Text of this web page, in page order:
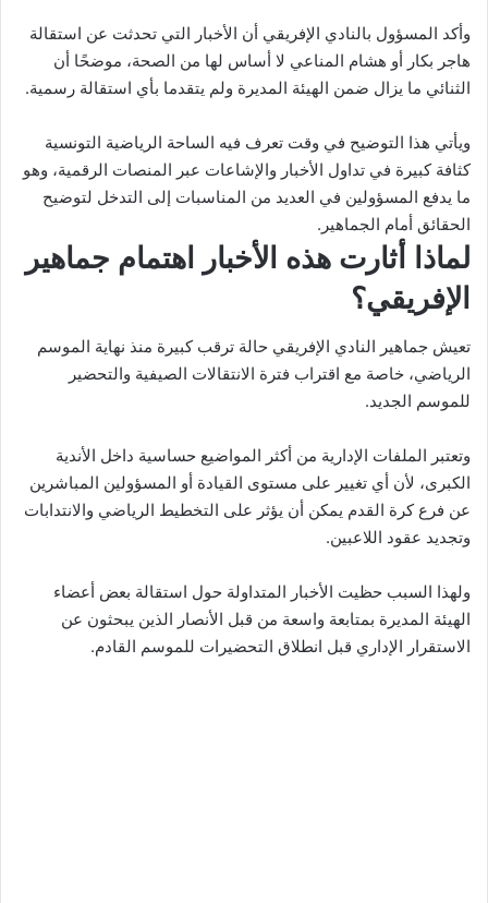
وأكد المسؤول بالنادي الإفريقي أن الأخبار التي تحدثت عن استقالة
هاجر بكار أو هشام المناعي لا أساس لها من الصحة، موضحًا أن
الثنائي ما يزال ضمن الهيئة المديرة ولم يتقدما بأي استقالة رسمية.
ويأتي هذا التوضيح في وقت تعرف فيه الساحة الرياضية التونسية
كثافة كبيرة في تداول الأخبار والإشاعات عبر المنصات الرقمية، وهو
ما يدفع المسؤولين في العديد من المناسبات إلى التدخل لتوضيح
الحقائق أمام الجماهير.
لماذا أثارت هذه الأخبار اهتمام جماهير
الإفريقي؟
تعيش جماهير النادي الإفريقي حالة ترقب كبيرة منذ نهاية الموسم
الرياضي، خاصة مع اقتراب فترة الانتقالات الصيفية والتحضير
للموسم الجديد.
وتعتبر الملفات الإدارية من أكثر المواضيع حساسية داخل الأندية
الكبرى، لأن أي تغيير على مستوى القيادة أو المسؤولين المباشرين
عن فرع كرة القدم يمكن أن يؤثر على التخطيط الرياضي والانتدابات
وتجديد عقود اللاعبين.
ولهذا السبب حظيت الأخبار المتداولة حول استقالة بعض أعضاء
الهيئة المديرة بمتابعة واسعة من قبل الأنصار الذين يبحثون عن
الاستقرار الإداري قبل انطلاق التحضيرات للموسم القادم.